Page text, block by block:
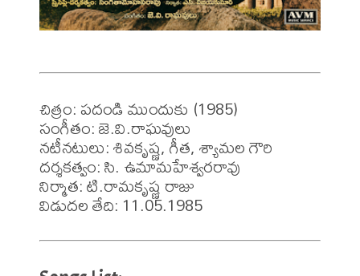
చిత్రం: పదండి ముందుకు (1985)
సంగీతం: జె.వి.రాఘవులు
నటీనటులు: శివకృష్ణ, గీత, శ్యామల గౌరి
దర్శకత్వం: సి. ఉమామహేశ్వరరావు
నిర్మాత: టి.రామకృష్ణ రాజు
విడుదల తేది: 11.05.1985